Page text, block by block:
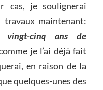
cas, je soulignerai
travaux maintenant:
vingt-cinq ans de
je l’ai déjà fait
en raison de la
quelques-unes des